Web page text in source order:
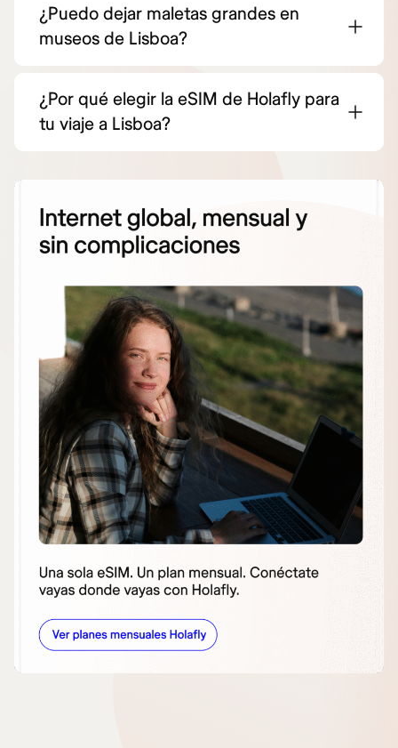
¿Puedo dejar maletas grandes en
museos de Lisboa?
¿Por qué elegir la eSIM de Holafly para
tu viaje a Lisboa?